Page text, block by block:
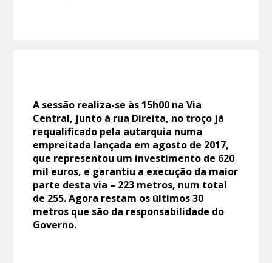
A sessão realiza-se às 15h00 na Via
Central, junto à rua Direita, no troço já
requalificado pela autarquia numa
empreitada lançada em agosto de 2017,
que representou um investimento de 620
mil euros, e garantiu a execução da maior
parte desta via – 223 metros, num total
de 255. Agora restam os últimos 30
metros que são da responsabilidade do
Governo.